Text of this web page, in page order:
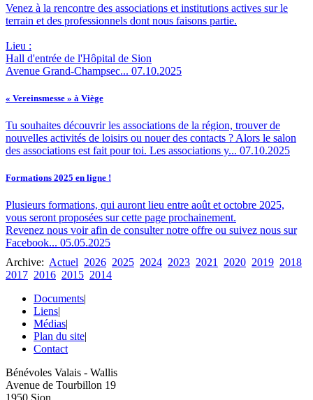
Venez à la rencontre des associations et institutions actives sur le
terrain et des professionnels dont nous faisons partie.
Lieu :
Hall d'entrée de l'Hôpital de Sion
Avenue Grand-Champsec... 07.10.2025
« Vereinsmesse » à Viège
Tu souhaites découvrir les associations de la région, trouver de
nouvelles activités de loisirs ou nouer des contacts ? Alors le salon
des associations est fait pour toi. Les associations y... 07.10.2025
Formations 2025 en ligne !
Plusieurs formations, qui auront lieu entre août et octobre 2025,
vous seront proposées sur cette page prochainement.
Revenez nous voir afin de consulter notre offre ou suivez nous sur
Facebook... 05.05.2025
Archive: Actuel 2026 2025 2024 2023 2021 2020 2019 2018
2017 2016 2015 2014
Documents|
Liens|
Médias|
Plan du site|
Contact
Bénévoles Valais - Wallis
Avenue de Tourbillon 19